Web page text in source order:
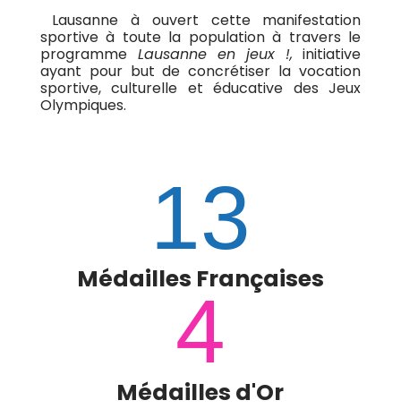
Lausanne à ouvert cette manifestation
sportive à toute la population à travers le
programmeLausanne en jeux !, initiative
ayant pour but de concrétiser la vocation
sportive, culturelle et éducative des Jeux
Olympiques.
13
Médailles Françaises
4
Médailles d'Or